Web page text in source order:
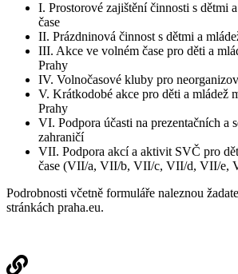
I. Prostorové zajištění činnosti s dětmi
čase
II. Prázdninová činnost s dětmi a
III. Akce ve volném čase pro děti a
Prahy
IV. Volnočasové kluby pro
V. Krátkodobé akce pro děti a mládež
Prahy
VI. Podpora účasti na prezentačních a
zahraničí
VII. Podpora akcí a aktivit SVČ pro
čase (VII/a, VII/b, VII/c, VII/d, VII/e,
Podrobnosti včetně formuláře naleznou
stránkách praha.eu.